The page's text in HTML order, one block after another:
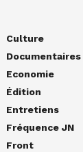
Culture
Documentaires
Economie
Édition
Entretiens
Fréquence JN
Front